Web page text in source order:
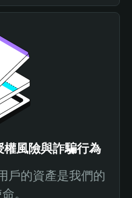
風險與詐騙行為
戶的資產是我們的
。